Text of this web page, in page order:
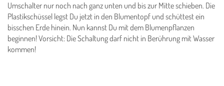
Umschalter nur noch nach ganz unten und bis zur Mitte schieben. Die
Plastikschüssel legst Du jetzt in den Blumentopf und schüttest ein
bisschen Erde hinein. Nun kannst Du mit dem Blumenpflanzen
beginnen! Vorsicht: Die Schaltung darf nicht in Berührung mit Wasser
kommen!